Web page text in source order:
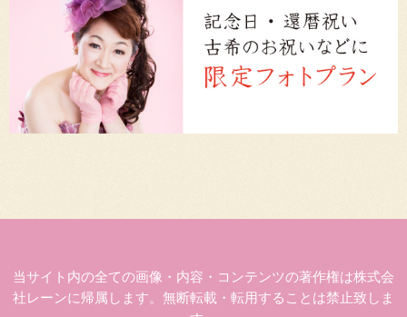
当サイト内の全ての画像・内容・コンテンツの著作権は株式会
社レーンに帰属します。無断転載・転用することは禁止致しま